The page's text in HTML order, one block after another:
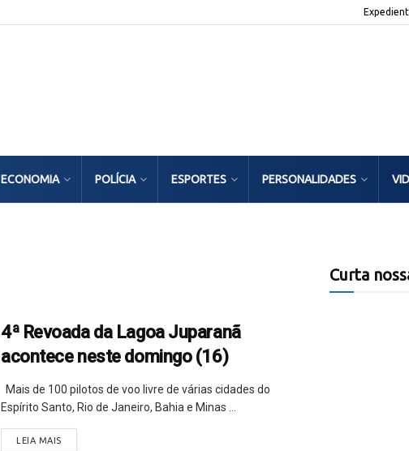
ECONOMIA POLÍCIA ESPORTES PERSONALIDADES
4ª Revoada da Lagoa Juparanã
acontece neste domingo (16)
Mais de 100 pilotos de voo livre de várias cidades do
Espírito Santo, Rio de Janeiro, Bahia e Minas ...
LEIA MAIS
Curta